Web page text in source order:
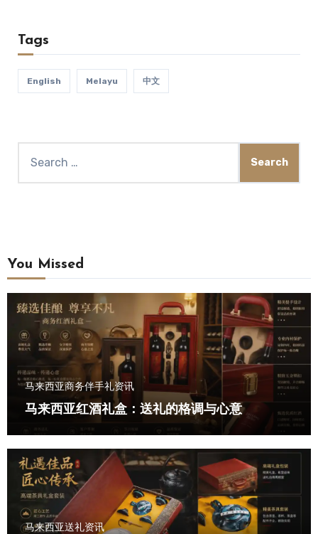
Tags
English Melayu 中文
You Missed
马来西亚商务伴手礼资讯
马来西亚红酒礼盒：送礼的格调与心意
马来西亚送礼资讯